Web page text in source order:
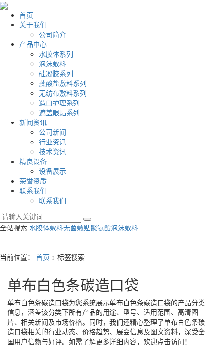
首页
关于我们
公司简介
产品中心
水胶体系列
泡沫敷料
硅凝胶系列
藻酸盐敷料系列
无纺布敷料系列
造口护理系列
遮盖眼贴系列
新闻资讯
公司新闻
行业资讯
技术资讯
精良设备
设备展示
荣誉资质
联系我们
联系我们
全站搜索 水胶体敷料无菌敷贴聚氨酯泡沫敷料
当前位置： 首页 > 标签搜索
单布白色条碳造口袋
单布白色条碳造口袋为您系统展示单布白色条碳造口袋的产品分类
信息，涵盖该分类下所有产品的用途、型号、适用范围、高清图
片、相关新闻及市场价格。同时，我们还精心整理了单布白色条碳
造口袋相关的行业动态、价格趋势、展会信息及图文资料，深受全
国用户信赖与好评。如需了解更多详细内容，欢迎点击访问！